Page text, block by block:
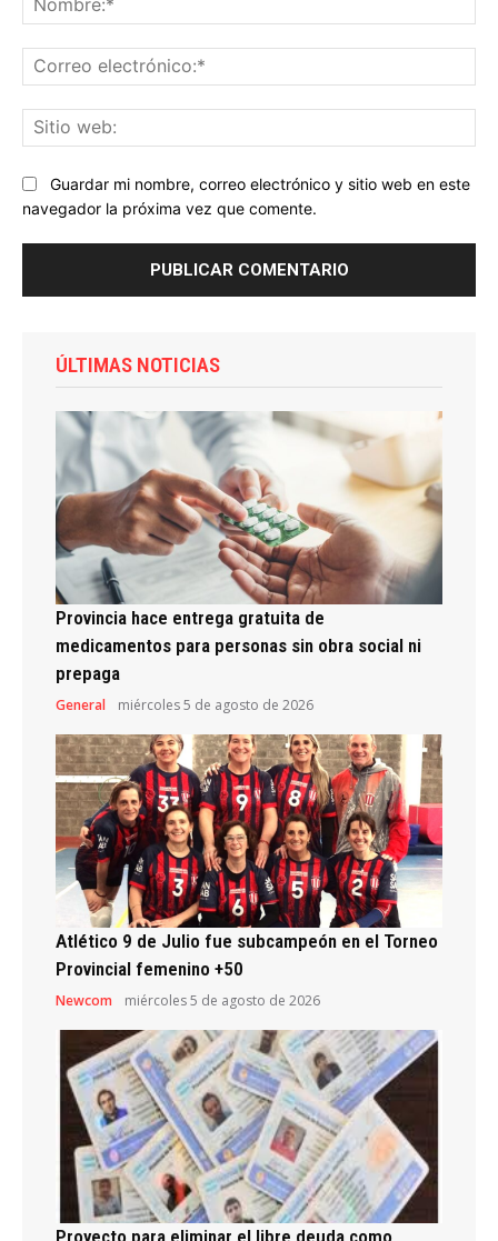
Guardar mi nombre, correo electrónico y sitio web en este
navegador la próxima vez que comente.
ÚLTIMAS NOTICIAS
Provincia hace entrega gratuita de
medicamentos para personas sin obra social ni
prepaga
General miércoles 5 de agosto de 2026
Atlético 9 de Julio fue subcampeón en el Torneo
Provincial femenino +50
Newcom miércoles 5 de agosto de 2026